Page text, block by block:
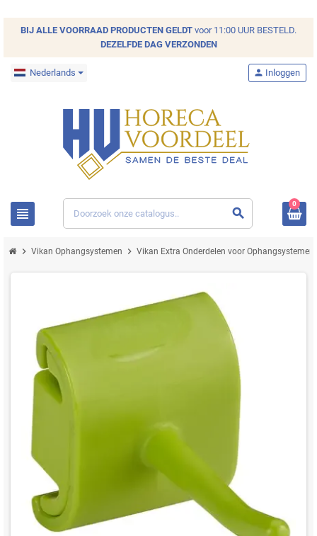
BIJ ALLE VOORRAAD PRODUCTEN GELDT voor 11:00 UUR BESTELD.
DEZELFDE DAG VERZONDEN
Nederlands
view_headline search
person Inloggen
0
chevron_right Vikan Ophangsystemen chevron_right Vikan Extra Onderdelen voor Ophangsystemen